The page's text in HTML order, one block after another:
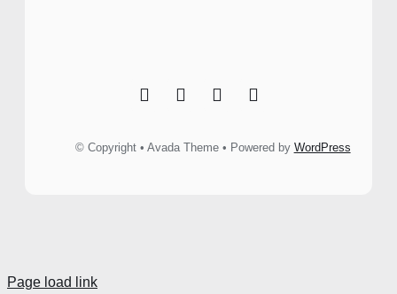
© Copyright • Avada Theme • Powered by WordPress
Page load link